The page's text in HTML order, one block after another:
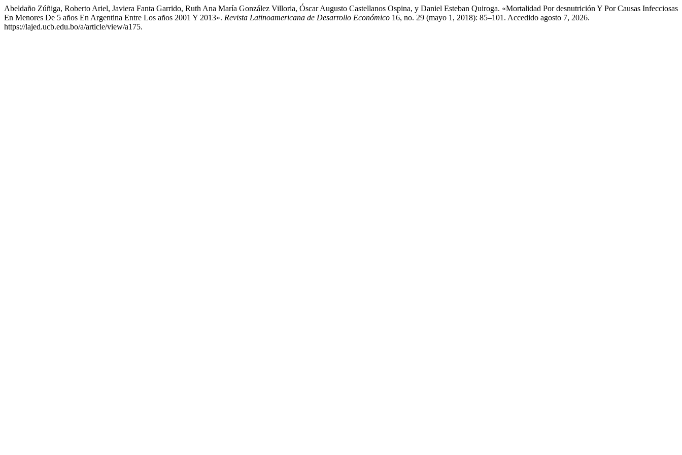
Abeldaño Zúñiga, Roberto Ariel, Javiera Fanta Garrido, Ruth Ana María González Villoria, Óscar Augusto Castellanos Ospina, y Daniel Esteban Quiroga. «Mortalidad Por desnutrición Y Por Causas Infecciosas
En Menores De 5 años En Argentina Entre Los años 2001 Y 2013». Revista Latinoamericana de Desarrollo Económico 16, no. 29 (mayo 1, 2018): 85–101. Accedido agosto 7, 2026.
https://lajed.ucb.edu.bo/a/article/view/a175.